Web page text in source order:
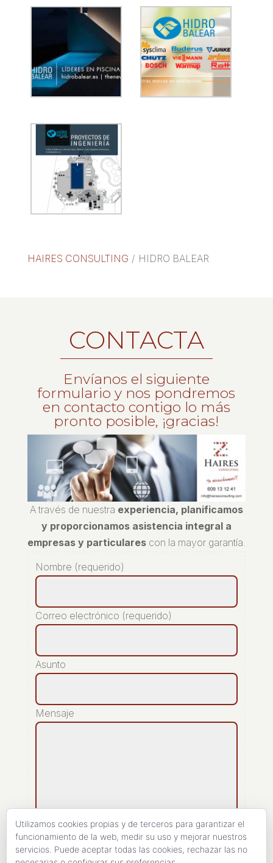
HAIRES CONSULTING / HIDRO BALEAR
CONTACTA
Envíanos el siguiente
formulario y nos pondremos
en contacto contigo lo más
pronto posible, ¡gracias!
A través de nuestra experiencia, planificamos
y proporcionamos asistencia integral a
empresas y particularescon la mayor garantía.
Nombre (requerido)
Correo electrónico (requerido)
Asunto
Mensaje
[recaptcha]
Utilizamos cookies propias y de terceros para garantizar el
funcionamiento de la web, medir su uso y mejorar nuestros
servicios. Puede aceptar todas las cookies, rechazar las no